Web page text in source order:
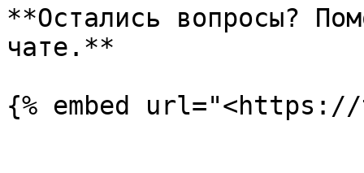
**Остались вопросы?
чате.**